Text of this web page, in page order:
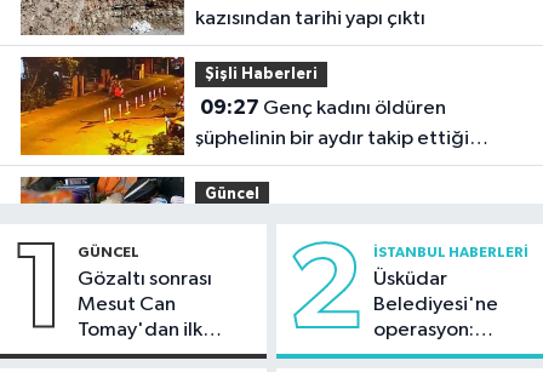
kazısından tarihi yapı çıktı
Şişli Haberleri
09:27
şüphelinin bir aydır takip ettiği
belirlendi
Güncel
Binlerce canlı hayvan kurtarıldı
Küçükçekmece Haberleri
1 GÜNCEL
Gözaltı sonrası
Mesut Can
Tomay'dan ilk
açıklama
2 İSTANBUL HABERLERI
Üsküdar
Belediyesi'ne
operasyon:
Sinem Dedetaş'a